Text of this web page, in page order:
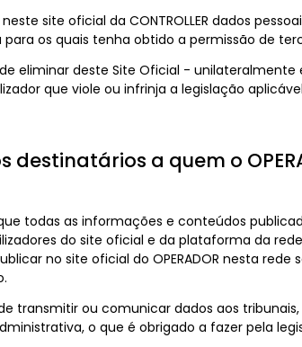
site oficial da CONTROLLER dados
os quais tenha obtido a permissão de
de eliminar deste Site Oficial -
que viole ou infrinja a legislação
destinatários a quem o
todas as informações e conteúdos
do site oficial e da plataforma da
no site oficial do OPERADOR nesta
transmitir ou comunicar dados aos
o que é obrigado a fazer pela